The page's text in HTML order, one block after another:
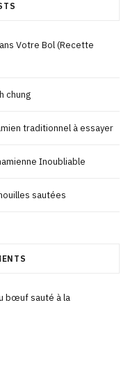
Votre Bol (Recette
chung
traditionnel à essayer
Inoubliable
sautées
bœuf sauté à la